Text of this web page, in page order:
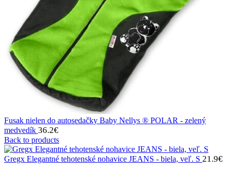
Fusak nielen do autosedačky Baby Nellys ® POLAR - zelený
medvedík 36.2€
Back to products
Gregx Elegantné tehotenské nohavice JEANS - biela, veľ. S 21.9€